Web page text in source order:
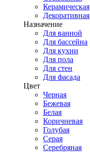
Керамическая
Декоративная
Назначение
Для ванной
Для бассейна
Для кухни
Для пола
Для стен
Для фасада
Цвет
Черная
Бежевая
Белая
Коричневая
Голубая
Серая
Серебряная